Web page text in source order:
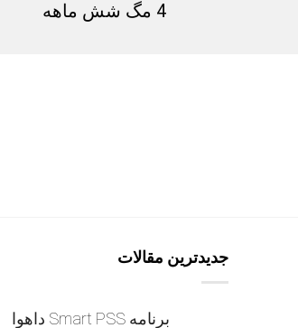
4 مگ شش ماهه
جدیدترین مقالات
برنامه Smart PSS داهوا